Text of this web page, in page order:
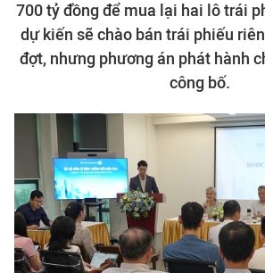
700 tỷ đồng để mua lại hai lô trái
dự kiến sẽ chào bán trái phiếu
đợt, nhưng phương án phát hành
công bố.